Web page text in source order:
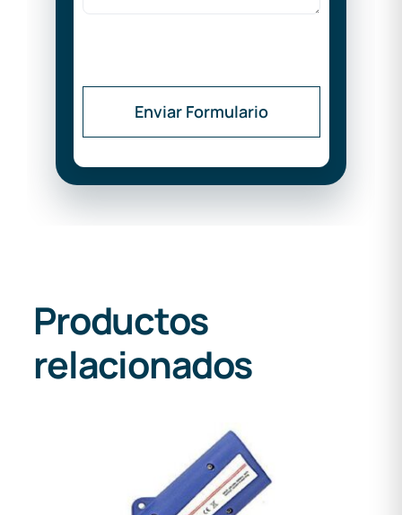
Enviar Formulario
Productos
relacionados